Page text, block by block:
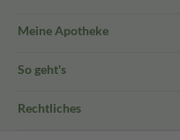
Meine Apotheke
So geht's
Rechtliches